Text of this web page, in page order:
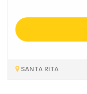
SANTA RITA